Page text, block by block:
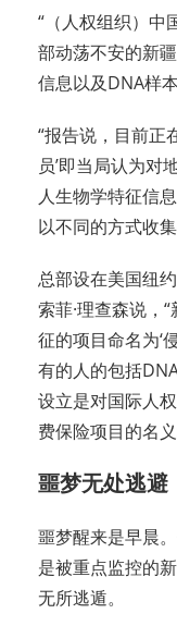
“（人权组织）中
部动荡不安的新
信息以及DNA样
“报告说，目前正
员’即当局认为对
人生物学特征信
以不同的方式收
总部设在美国纽
索菲·理查森说，
征的项目命名为‘
有的人的包括
设立是对国际人
费保险项目的名
噩梦无处逃避
噩梦醒来是早晨
是被重点监控的
无所逃遁。